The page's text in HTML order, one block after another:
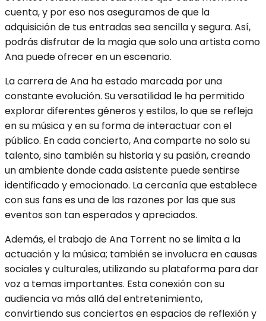
cuenta, y por eso nos aseguramos de que la
adquisición de tus entradas sea sencilla y segura. Así,
podrás disfrutar de la magia que solo una artista como
Ana puede ofrecer en un escenario.
La carrera de Ana ha estado marcada por una
constante evolución. Su versatilidad le ha permitido
explorar diferentes géneros y estilos, lo que se refleja
en su música y en su forma de interactuar con el
público. En cada concierto, Ana comparte no solo su
talento, sino también su historia y su pasión, creando
un ambiente donde cada asistente puede sentirse
identificado y emocionado. La cercanía que establece
con sus fans es una de las razones por las que sus
eventos son tan esperados y apreciados.
Además, el trabajo de Ana Torrent no se limita a la
actuación y la música; también se involucra en causas
sociales y culturales, utilizando su plataforma para dar
voz a temas importantes. Esta conexión con su
audiencia va más allá del entretenimiento,
convirtiendo sus conciertos en espacios de reflexión y